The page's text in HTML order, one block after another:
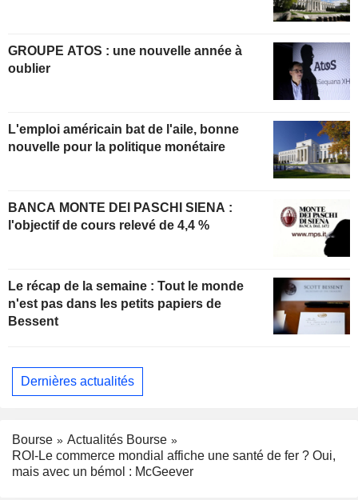
GROUPE ATOS : une nouvelle année à
oublier
L'emploi américain bat de l'aile, bonne
nouvelle pour la politique monétaire
BANCA MONTE DEI PASCHI SIENA :
l'objectif de cours relevé de 4,4 %
Le récap de la semaine : Tout le monde
n'est pas dans les petits papiers de
Bessent
Dernières actualités
Bourse
Actualités Bourse
ROI-Le commerce mondial affiche une santé de fer ? Oui,
mais avec un bémol : McGeever